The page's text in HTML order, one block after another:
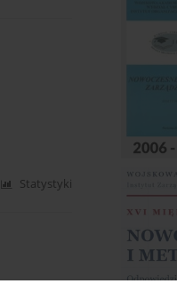
Statystyki